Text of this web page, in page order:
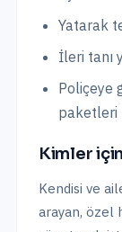
Yatarak
İleri tanı
Poliçeye
paketleri
Kimler
Kendisi ve
arayan, özel